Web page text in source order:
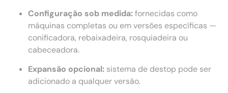
Configuração sob medida:fornecidas como
máquinas completas ou em versões específicas —
conificadora, rebaixadeira, rosquiadeira ou
cabeceadora.
Expansão opcional: sistema de destop pode ser
adicionado a qualquer versão.